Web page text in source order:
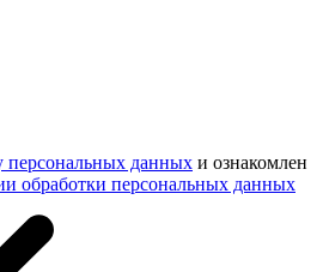
персональных данных и ознакомлен
обработки персональных данных